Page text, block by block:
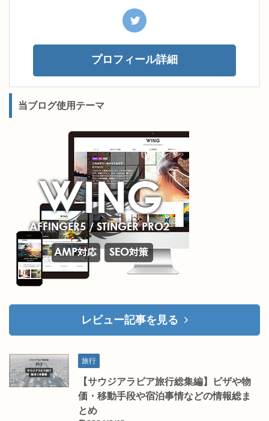
プロフィール詳細
当ブログ使用テーマ
レビュー記事を見る
旅行
【サウジアラビア旅行総集編】ビザや物
価・移動手段や宿泊事情などの情報総ま
とめ